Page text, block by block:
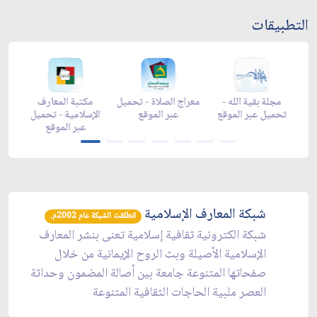
التطبيقات
مكتبة المعارف
الإسلامية - تحميل
عبر الموقع
معراج الصلاة - تحميل
عبر الموقع
مجلة بقية الله -
تحميل عبر الموقع
شبكة المعارف الإسلامية انطلقت الشبكة عام 2002م.
شبكة الكترونية ثقافية إسلامية تعنى بنشر المعارف
الإسلامية الأصيلة وبث الروح الإيمانية من خلال
صفحاتها المتنوعة جامعة بين أصالة المضمون وحداثة
العصر ملبية الحاجات الثقافية المتنوعة